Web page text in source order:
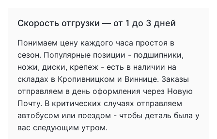
Скорость отгрузки — от 1 до 3 дней
Понимаем цену каждого часа простоя в
сезон. Популярные позиции - подшипники,
ножи, диски, крепеж - есть в наличии на
складах в Кропивницком и Виннице. Заказы
отправляем в день оформления через Новую
Почту. В критических случаях отправляем
автобусом или поездом - чтобы деталь была у
вас следующим утром.